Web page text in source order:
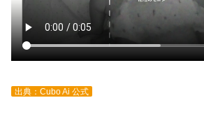
出典：Cubo Ai 公式